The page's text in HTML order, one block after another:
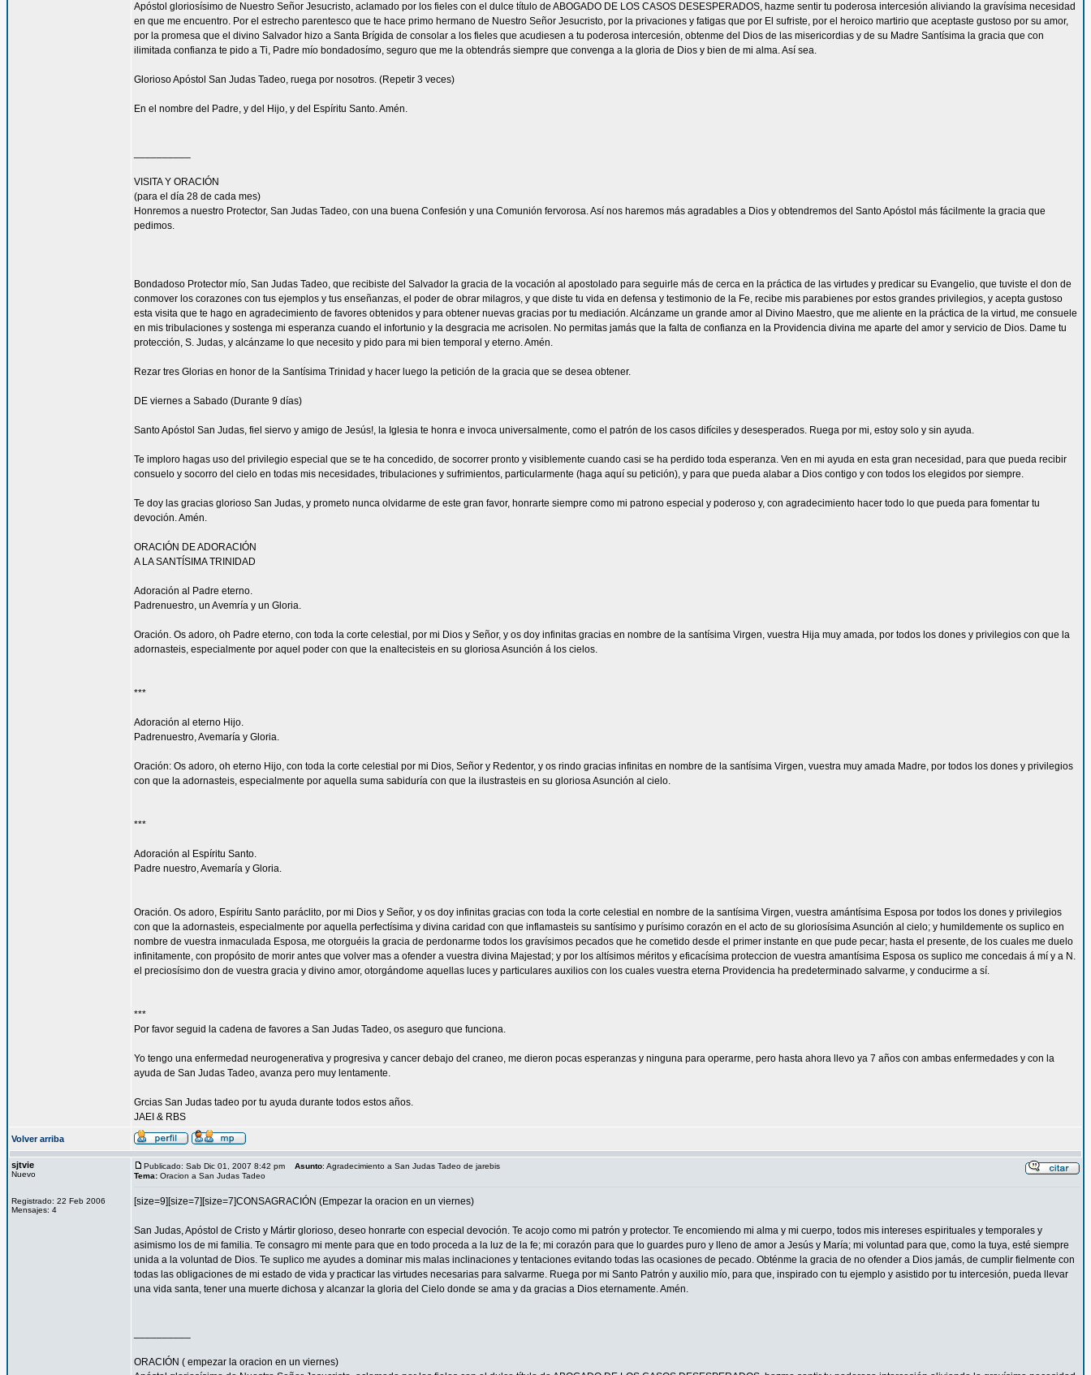
Apóstol gloriosísimo de Nuestro Señor Jesucristo, aclamado por los fieles con el dulce título de ABOGADO DE LOS CASOS DESESPERADOS, hazme sentir tu poderosa intercesión aliviando la gravísima necesidad
en que me encuentro. Por el estrecho parentesco que te hace primo hermano de Nuestro Señor Jesucristo, por la privaciones y fatigas que por El sufriste, por el heroico martirio que aceptaste gustoso por su amor,
por la promesa que el divino Salvador hizo a Santa Brígida de consolar a los fieles que acudiesen a tu poderosa intercesión, obtenme del Dios de las misericordias y de su Madre Santísima la gracia que con
ilimitada confianza te pido a Ti, Padre mío bondadosímo, seguro que me la obtendrás siempre que convenga a la gloria de Dios y bien de mi alma. Así sea.
Glorioso Apóstol San Judas Tadeo, ruega por nosotros. (Repetir 3 veces)
En el nombre del Padre, y del Hijo, y del Espíritu Santo. Amén.
VISITA Y ORACIÓN
(para el día 28 de cada mes)
Honremos a nuestro Protector, San Judas Tadeo, con una buena Confesión y una Comunión fervorosa. Así nos haremos más agradables a Dios y obtendremos del Santo Apóstol más fácilmente la gracia que
pedimos.
Bondadoso Protector mío, San Judas Tadeo, que recibiste del Salvador la gracia de la vocación al apostolado para seguirle más de cerca en la práctica de las virtudes y predicar su Evangelio, que tuviste el don de
conmover los corazones con tus ejemplos y tus enseñanzas, el poder de obrar milagros, y que diste tu vida en defensa y testimonio de la Fe, recibe mis parabienes por estos grandes privilegios, y acepta gustoso
esta visita que te hago en agradecimiento de favores obtenidos y para obtener nuevas gracias por tu mediación. Alcánzame un grande amor al Divino Maestro, que me aliente en la práctica de la virtud, me consuele
en mis tribulaciones y sostenga mi esperanza cuando el infortunio y la desgracia me acrisolen. No permitas jamás que la falta de confianza en la Providencia divina me aparte del amor y servicio de Dios. Dame tu
protección, S. Judas, y alcánzame lo que necesito y pido para mi bien temporal y eterno. Amén.
Rezar tres Glorias en honor de la Santísima Trinidad y hacer luego la petición de la gracia que se desea obtener.
DE viernes a Sabado (Durante 9 días)
Santo Apóstol San Judas, fiel siervo y amigo de Jesús!, la Iglesia te honra e invoca universalmente, como el patrón de los casos difíciles y desesperados. Ruega por mi, estoy solo y sin ayuda.
Te imploro hagas uso del privilegio especial que se te ha concedido, de socorrer pronto y visiblemente cuando casi se ha perdido toda esperanza. Ven en mi ayuda en esta gran necesidad, para que pueda recibir
consuelo y socorro del cielo en todas mis necesidades, tribulaciones y sufrimientos, particularmente (haga aquí su petición), y para que pueda alabar a Dios contigo y con todos los elegidos por siempre.
Te doy las gracias glorioso San Judas, y prometo nunca olvidarme de este gran favor, honrarte siempre como mi patrono especial y poderoso y, con agradecimiento hacer todo lo que pueda para fomentar tu
devoción. Amén.
ORACIÓN DE ADORACIÓN
A LA SANTÍSIMA TRINIDAD
Adoración al Padre eterno.
Padrenuestro, un Avemría y un Gloria.
Oración. Os adoro, oh Padre eterno, con toda la corte celestial, por mi Dios y Señor, y os doy infinitas gracias en nombre de la santísima Virgen, vuestra Hija muy amada, por todos los dones y privilegios con que la
adornasteis, especialmente por aquel poder con que la enaltecisteis en su gloriosa Asunción á los cielos.
***
Adoración al eterno Hijo.
Padrenuestro, Avemaría y Gloria.
Oración: Os adoro, oh eterno Hijo, con toda la corte celestial por mi Dios, Señor y Redentor, y os rindo gracias infinitas en nombre de la santísima Virgen, vuestra muy amada Madre, por todos los dones y privilegios
con que la adornasteis, especialmente por aquella suma sabiduría con que la ilustrasteis en su gloriosa Asunción al cielo.
***
Adoración al Espíritu Santo.
Padre nuestro, Avemaría y Gloria.
Oración. Os adoro, Espíritu Santo paráclito, por mi Dios y Señor, y os doy infinitas gracias con toda la corte celestial en nombre de la santísima Virgen, vuestra amántísima Esposa por todos los dones y privilegios
con que la adornasteis, especialmente por aquella perfectísima y divina caridad con que inflamasteis su santísimo y purísimo corazón en el acto de su gloriosísima Asunción al cielo; y humildemente os suplico en
nombre de vuestra inmaculada Esposa, me otorguéis la gracia de perdonarme todos los gravísimos pecados que he cometido desde el primer instante en que pude pecar; hasta el presente, de los cuales me duelo
infinitamente, con propósito de morir antes que volver mas a ofender a vuestra divina Majestad; y por los altísimos méritos y eficacísima proteccion de vuestra amantísima Esposa os suplico me concedais á mí y a N.
el preciosísimo don de vuestra gracia y divino amor, otorgándome aquellas luces y particulares auxilios con los cuales vuestra eterna Providencia ha predeterminado salvarme, y conducirme a sí.
***
Por favor seguid la cadena de favores a San Judas Tadeo, os aseguro que funciona.
Yo tengo una enfermedad neurogenerativa y progresiva y cancer debajo del craneo, me dieron pocas esperanzas y ninguna para operarme, pero hasta ahora llevo ya 7 años con ambas enfermedades y con la
ayuda de San Judas Tadeo, avanza pero muy lentamente.
Grcias San Judas tadeo por tu ayuda durante todos estos años.
JAEI & RBS
Volver arriba
sjtvie
Nuevo
Registrado: 22 Feb 2006
Mensajes: 4
Publicado: Sab Dic 01, 2007 8:42 pm Asunto: Agradecimiento a San Judas Tadeo de jarebis
Tema: Oracion a San Judas Tadeo
[size=9][size=7][size=7]CONSAGRACIÓN (Empezar la oracion en un viernes)
San Judas, Apóstol de Cristo y Mártir glorioso, deseo honrarte con especial devoción. Te acojo como mi patrón y protector. Te encomiendo mi alma y mi cuerpo, todos mis intereses espirituales y temporales y
asimismo los de mi familia. Te consagro mi mente para que en todo proceda a la luz de la fe; mi corazón para que lo guardes puro y lleno de amor a Jesús y María; mi voluntad para que, como la tuya, esté siempre
unida a la voluntad de Dios. Te suplico me ayudes a dominar mis malas inclinaciones y tentaciones evitando todas las ocasiones de pecado. Obténme la gracia de no ofender a Dios jamás, de cumplir fielmente con
todas las obligaciones de mi estado de vida y practicar las virtudes necesarias para salvarme. Ruega por mi Santo Patrón y auxilio mío, para que, inspirado con tu ejemplo y asistido por tu intercesión, pueda llevar
una vida santa, tener una muerte dichosa y alcanzar la gloria del Cielo donde se ama y da gracias a Dios eternamente. Amén.
ORACIÓN ( empezar la oracion en un viernes)